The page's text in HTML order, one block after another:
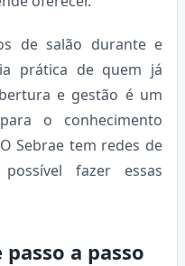
de salão durante e
prática de quem já
e gestão é um
o conhecimento
Sebrae tem redes de
fazer essas
a passo